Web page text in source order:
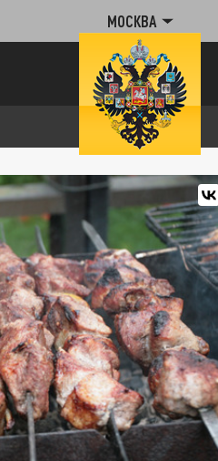
МОСКВА